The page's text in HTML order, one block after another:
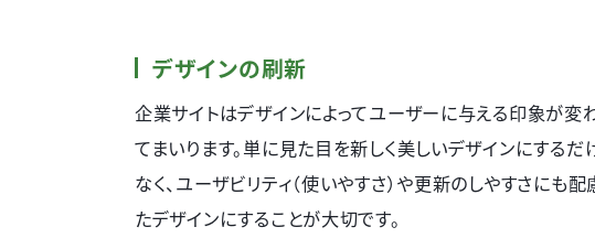
デザインの刷新
企業サイトはデザインによってユーザーに与える印象が変
てまいります。単に見た目を新しく美しいデザインにするだ
なく、ユーザビリティ（使いやすさ）や更新のしやすさにも配
たデザインにすることが大切です。